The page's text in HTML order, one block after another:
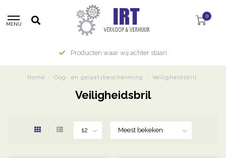
MENU
0
Producten waar wij achter staan
Home Oog- en gelaatsbescherming Veiligheidsbril
Veiligheidsbril